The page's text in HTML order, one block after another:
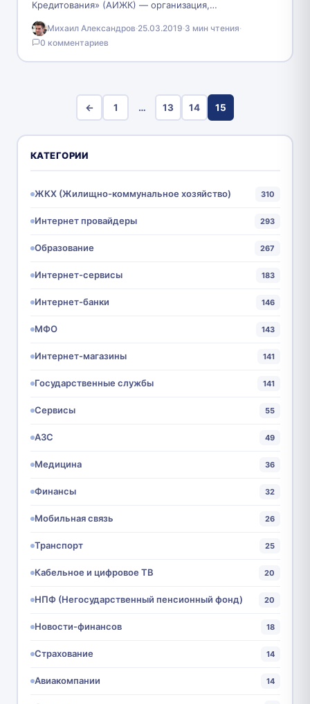
Кредитования» (АИЖК) — организация,
специализирующаяся на предоставлении гражданам
РФ доступного жилья в рамках государственной
жилищной политики. Главная цель…
Михаил Александров·25.03.2019·3 мин чтения·
0 комментариев
← 1 … 13 14 15
КАТЕГОРИИ
ЖКХ (Жилищно-коммунальное хозяйство) 310
Интернет провайдеры 293
Образование 267
Интернет-сервисы 183
Интернет-банки 146
МФО 143
Интернет-магазины 141
Государственные службы 141
Сервисы 55
АЗС 49
Медицина 36
Финансы 32
Мобильная связь 26
Транспорт 25
Кабельное и цифровое ТВ 20
НПФ (Негосударственный пенсионный фонд) 20
Новости-финансов 18
Страхование 14
Авиакомпании 14